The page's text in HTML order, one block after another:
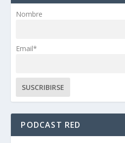
Nombre
Email*
PODCAST RED